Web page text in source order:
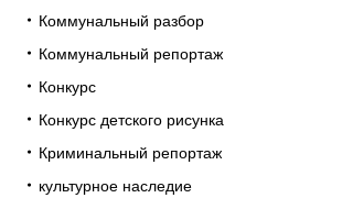
Коммунальный разбор
Коммунальный репортаж
Конкурс
Конкурс детского рисунка
Криминальный репортаж
культурное наследие